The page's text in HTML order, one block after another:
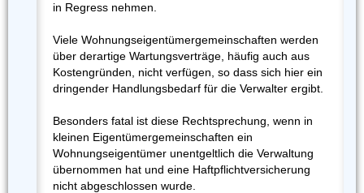
in Regress nehmen.
Viele Wohnungseigentümergemeinschaften werden
über derartige Wartungsverträge, häufig auch aus
Kostengründen, nicht verfügen, so dass sich hier ein
dringender Handlungsbedarf für die Verwalter ergibt.
Besonders fatal ist diese Rechtsprechung, wenn in
kleinen Eigentümergemeinschaften ein
Wohnungseigentümer unentgeltlich die Verwaltung
übernommen hat und eine Haftpflichtversicherung
nicht abgeschlossen wurde.